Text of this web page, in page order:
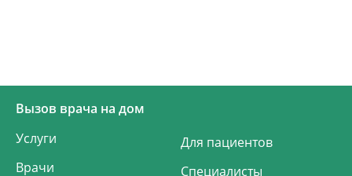
Вызов врача на дом
Услуги
Врачи
Для пациентов
Специалисты